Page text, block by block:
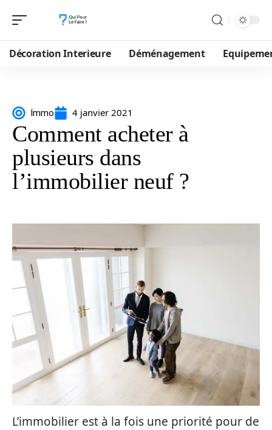
Décoration Interieure Déménagement
Immo 4 janvier 2021
Comment acheter à
plusieurs dans
l’immobilier neuf ?
L’immobilier est à la fois une priorité pour de